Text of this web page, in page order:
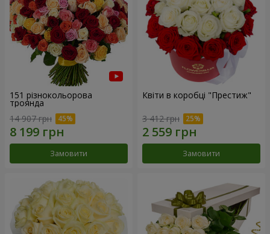
151 різнокольорова
троянда
14 907 грн
Замовити
Квіти в коробці "Престиж"
3 412 грн
Замовити